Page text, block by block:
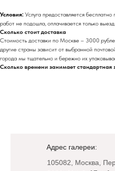
Условия: Услуга предоставляется
работ не подошла, оплачивается только
Сколько стоит доставка
Стоимость доставки по Москве – 3000
другие страны зависит от выбранной
города мы тщательно и бережно их
Сколько времени занимает стандартная
Адрес галереи:
105082, Москва,